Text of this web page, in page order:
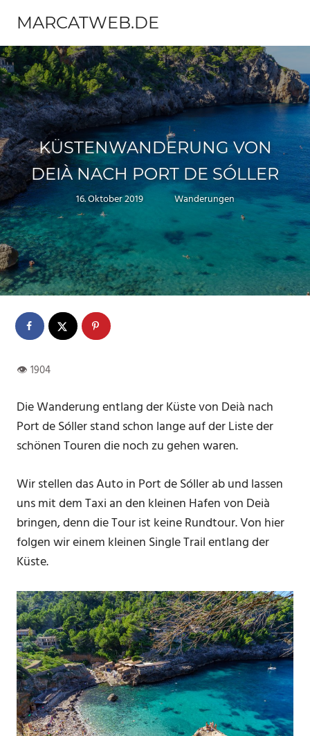
Inhalt
springen
MARCATWEB.DE
Fotografie
&
Reise
KÜSTENWANDERUNG VON
DEIÀ NACH PORT DE SÓLLER
16. Oktober 2019 Marc
Wanderungen
Die Wanderung entlang der Küste von Deià nach
Port de Sóller stand schon lange auf der Liste der
schönen Touren die noch zu gehen waren.
Wir stellen das Auto in Port de Sóller ab und lassen
uns mit dem Taxi an den kleinen Hafen von Deià
bringen, denn die Tour ist keine Rundtour. Von hier
folgen wir einem kleinen Single Trail entlang der
Küste.